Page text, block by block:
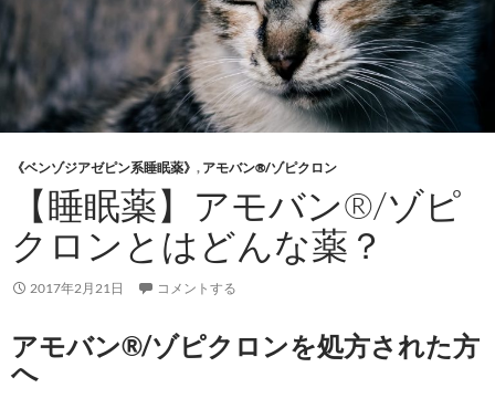
《ベンゾジアゼピン系睡眠薬》 , アモバン®/ゾピクロン
【睡眠薬】アモバン®/ゾピ
クロンとはどんな薬？
2017年2月21日 コメントする
アモバン®/ゾピクロンを処方された方
へ